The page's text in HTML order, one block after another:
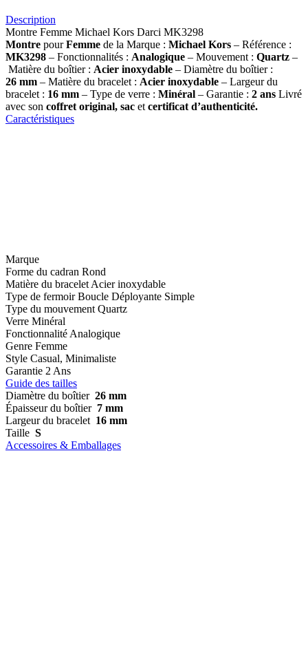
Description
Montre Femme Michael Kors Darci MK3298
Montre pourFemme de la Marque : Michael Kors – Référence :
MK3298 – Fonctionnalités : Analogique – Mouvement : Quartz –
Matière du boîtier : Acier inoxydable – Diamètre du boîtier :
26 mm – Matière du bracelet : Acier inoxydable – Largeur du
bracelet : 16 mm – Type de verre : Minéral – Garantie : 2 ans Livré
avec son coffret original, sac et certificat d’authenticité.
Caractéristiques
Marque
Forme du cadran Rond
Matière du bracelet Acier inoxydable
Type de fermoir Boucle Déployante Simple
Type du mouvement Quartz
Verre Minéral
Fonctionnalité Analogique
Genre Femme
Style Casual, Minimaliste
Garantie 2 Ans
Guide des tailles
Diamètre du boîtier 26 mm
Épaisseur du boîtier 7 mm
Largeur du bracelet 16 mm
Taille S
Accessoires & Emballages